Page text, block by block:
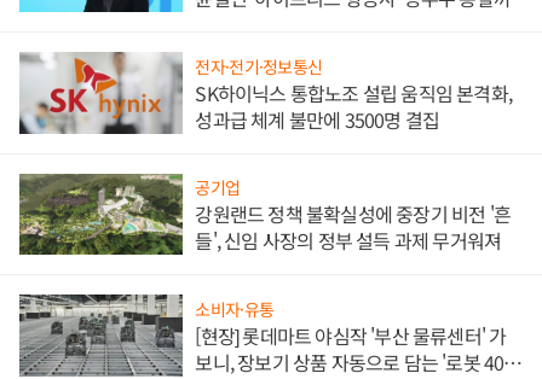
전자·전기·정보통신
SK하이닉스 통합노조 설립 움직임 본격화,
성과급 체계 불만에 3500명 결집
공기업
강원랜드 정책 불확실성에 중장기 비전 '흔
들', 신임 사장의 정부 설득 과제 무거워져
소비자·유통
[현장] 롯데마트 야심작 '부산 물류센터' 가
보니, 장보기 상품 자동으로 담는 '로봇 400